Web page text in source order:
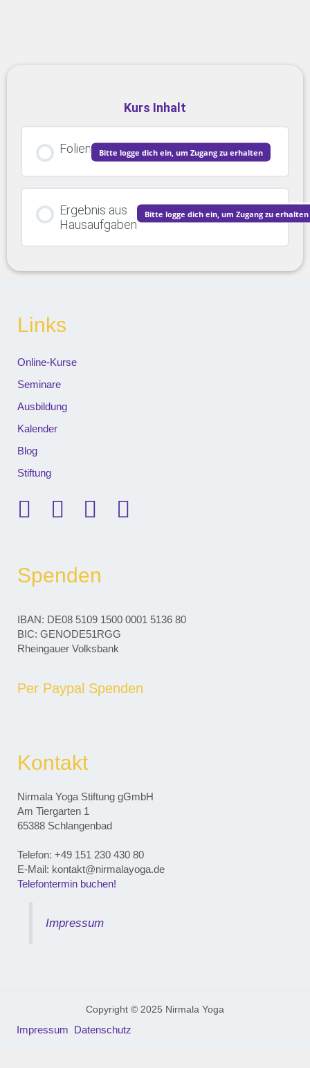
Kurs Inhalt
Folien Bitte logge dich ein, um Zugang zu erhalten
Ergebnis aus
Hausaufgaben
Bitte logge dich ein, um Zugang zu erhalten
Links
Online-Kurse
Seminare
Ausbildung
Kalender
Blog
Stiftung
Spenden
IBAN: DE08 5109 1500 0001 5136 80
BIC: GENODE51RGG
Rheingauer Volksbank
Per Paypal Spenden
Kontakt
Nirmala Yoga Stiftung gGmbH
Am Tiergarten 1
65388 Schlangenbad
Telefon: ‭+49 151 230 430 80‬
E-Mail: kontakt@nirmalayoga.de
Telefontermin buchen!
Impressum
Copyright © 2025 Nirmala Yoga
Impressum Datenschutz